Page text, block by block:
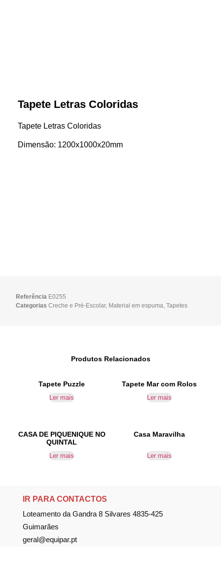
Tapete Letras Coloridas
Tapete Letras Coloridas
Dimensão: 1200x1000x20mm
Referência E0255
Categorias Creche e Pré-Escolar, Material em espuma,Tapetes
Produtos Relacionados
Tapete Puzzle
Ler mais
Tapete Mar com Rolos
Ler mais
CASA DE PIQUENIQUE NO
QUINTAL
Ler mais
Casa Maravilha
Ler mais
IR PARA CONTACTOS
Loteamento da Gandra 8 Silvares 4835-425
Guimarães
geral@equipar.pt